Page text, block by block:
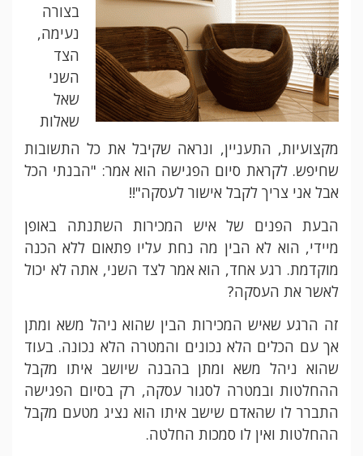
בצורה
נעימה,
הצד
השני
שאל
שאלות
מקצועיות, התעניין, ונראה שקיבל את כל התשובות
שחיפש. לקראת סיום הפגישה הוא אמר: "הבנתי הכל
אבל אני צריך לקבל אישור לעסקה"!!
הבעת הפנים של איש המכירות השתנתה באופן
מיידי, הוא לא הבין מה נחת עליו פתאום ללא הכנה
מוקדמת. רגע אחד, הוא אמר לצד השני, אתה לא יכול
לאשר את העסקה?
זה הרגע שאיש המכירות הבין שהוא ניהל משא ומתן
אך עם הכלים הלא נכונים והמטרה הלא נכונה. בעוד
שהוא ניהל משא ומתן בהבנה שיושב איתו מקבל
ההחלטות ובמטרה לסגור עסקה, רק בסיום הפגישה
התברר לו שהאדם שישב איתו הוא נציג מטעם מקבל
ההחלטות ואין לו סמכות החלטה.